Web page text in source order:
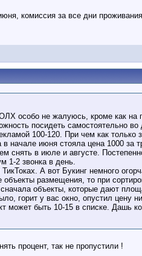
комиссия за все дни
особо не жалуюсь, кроме как на
посидеть самостоятельно
100-120. При чем как только
начале июня стояла цена 1000 за
в июле и августе.
1-2 звонка в день.
А вот Букинг немного
размещения, то при
объекты, которые дают
горит у вас окно, опустил цену
может быть 10-15 в списке. Дашь
процент, так не пропустили !